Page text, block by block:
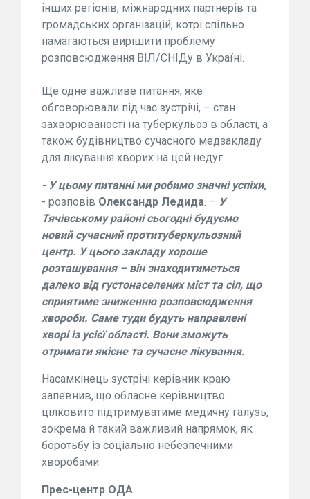
інших регіонів, міжнародних партнерів та
громадських організацій, котрі спільно
намагаються вирішити проблему
розповсюдження ВІЛ/СНІДу в Україні.
Ще одне важливе питання, яке
обговорювали під час зустрічі, – стан
захворюваності на туберкульоз в області, а
також будівництво сучасного медзакладу
для лікування хворих на цей недуг.
- У цьому питанні ми робимо значні успіхи,
- розповів Олександр Ледида. – У
Тячівському районі сьогодні будуємо
новий сучасний протитуберкульозний
центр. У цього закладу хороше
розташування – він знаходитиметься
далеко від густонаселених міст та сіл, що
сприятиме зниженню розповсюдження
хвороби. Саме туди будуть направлені
хворі із усієї області. Вони зможуть
отримати якісне та сучасне лікування.
Насамкінець зустрічі керівник краю
запевнив, що обласне керівництво
цілковито підтримуватиме медичну галузь,
зокрема й такий важливий напрямок, як
боротьбу із соціально небезпечними
хворобами.
Прес-центр ОДА